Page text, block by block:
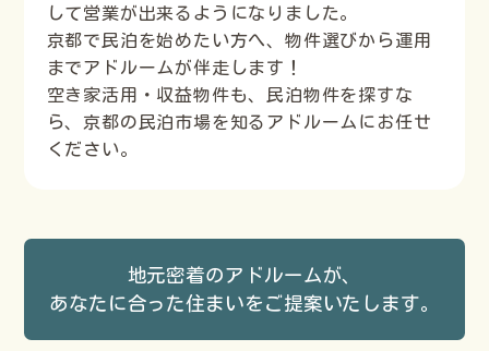
して営業が出来るようになりました。
京都で民泊を始めたい方へ、物件選びから運用
までアドルームが伴走します！
空き家活用・収益物件も、民泊物件を探すな
ら、京都の民泊市場を知るアドルームにお任せ
ください。
地元密着のアドルームが、
あなたに合った住まいをご提案いたします。